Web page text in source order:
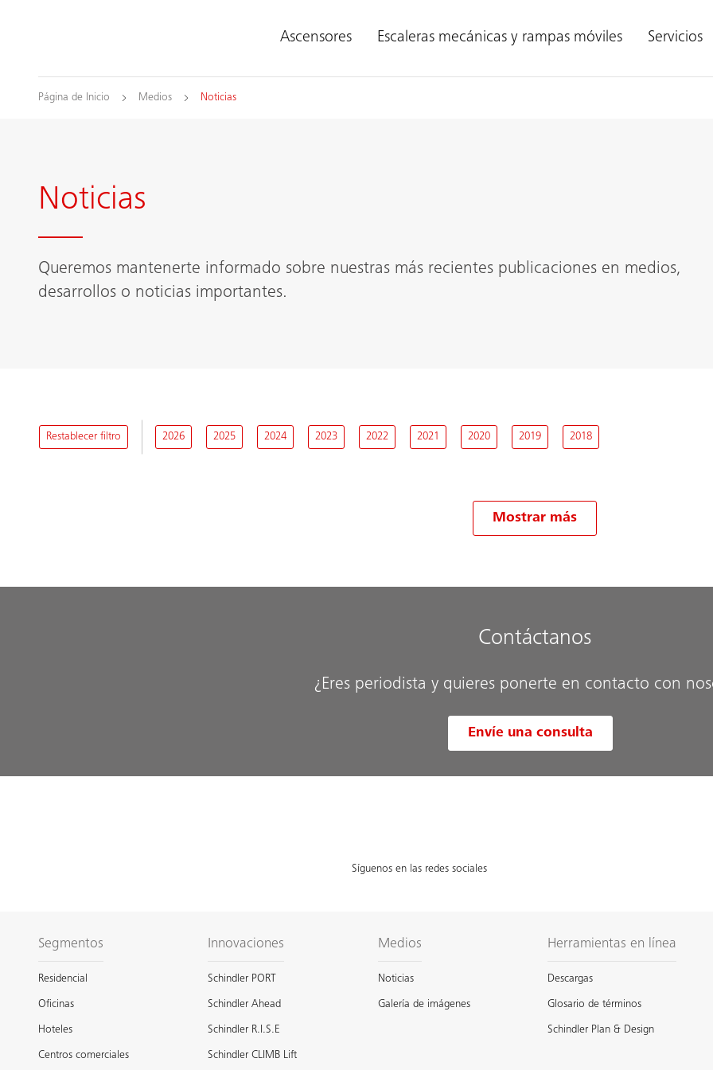
Ascensores Escaleras mecánicas y rampas móviles Servicios
Página de Inicio Medios Noticias
Noticias
Queremos mantenerte informado sobre nuestras más recientes publicaciones en medios,
desarrollos o noticias importantes.
Restablecer filtro 2026 2025 2024 2023 2022 2021 2020 2019 2018
Mostrar más
Contáctanos
¿Eres periodista y quieres ponerte en contacto con
Envíe una consulta
Síguenos en las redes sociales
Segmentos
Residencial
Oficinas
Hoteles
Centros comerciales
Innovaciones
Schindler PORT
Schindler Ahead
Schindler R.I.S.E
Schindler CLIMB Lift
Medios
Noticias
Galería de imágenes
Herramientas en línea
Descargas
Glosario de términos
Schindler Plan & Design